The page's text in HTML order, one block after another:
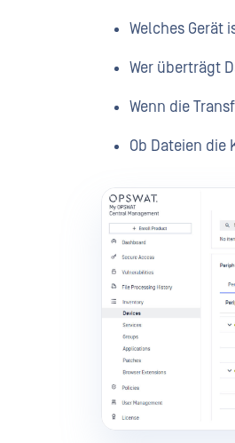
Welches Gerät
Wer überträgt
Wenn die
Ob Dateien